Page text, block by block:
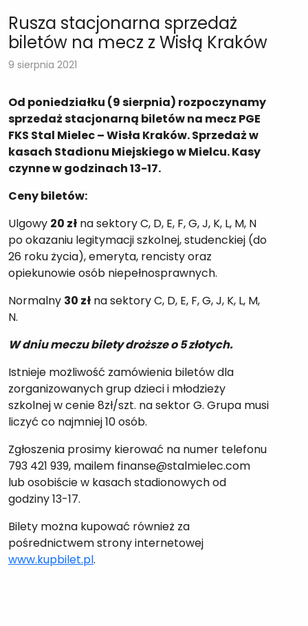
Rusza stacjonarna sprzedaż
biletów na mecz z Wisłą Kraków
9 sierpnia 2021
Od poniedziałku (9 sierpnia) rozpoczynamy
sprzedaż stacjonarną biletów na mecz PGE
FKS Stal Mielec – Wisła Kraków. Sprzedaż w
kasach Stadionu Miejskiego w Mielcu. Kasy
czynne w godzinach 13-17.
Ceny biletów:
Ulgowy 20 zł na sektory C, D, E, F, G, J, K, L, M, N
po okazaniu legitymacji szkolnej, studenckiej (do
26 roku życia), emeryta, rencisty oraz
opiekunowie osób niepełnosprawnych.
Normalny 30 zł na sektory C, D, E, F, G, J, K, L, M,
N.
W dniu meczu bilety droższe o 5 złotych.
Istnieje możliwość zamówienia biletów dla
zorganizowanych grup dzieci i młodzieży
szkolnej w cenie 8zł/szt. na sektor G. Grupa musi
liczyć co najmniej 10 osób.
Zgłoszenia prosimy kierować na numer telefonu
793 421 939, mailem finanse@stalmielec.com
lub osobiście w kasach stadionowych od
godziny 13-17.
Bilety można kupować również za
pośrednictwem strony internetowej
www.kupbilet.pl.